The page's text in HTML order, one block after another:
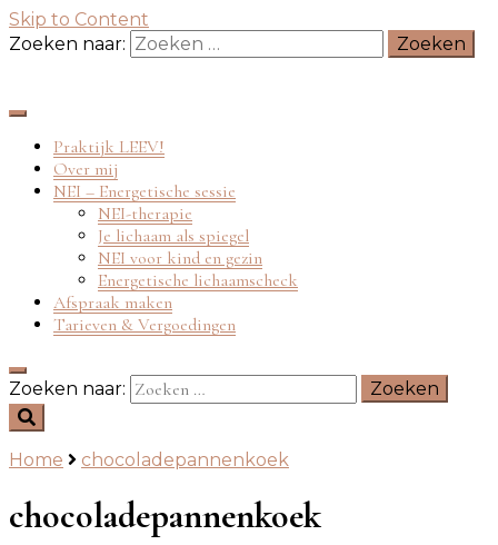
Skip to Content
Zoeken naar:
Praktijk LEEV!
Over mij
NEI – Energetische sessie
NEI-therapie
Je lichaam als spiegel
NEI voor kind en gezin
Energetische lichaamscheck
Afspraak maken
Tarieven & Vergoedingen
Zoeken naar:
Home chocoladepannenkoek
chocoladepannenkoek